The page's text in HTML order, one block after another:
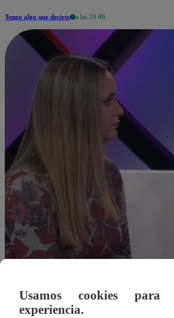
Tengo algo que decirte a las 20:09
Redacción Latina
Usamos cookies
experiencia.